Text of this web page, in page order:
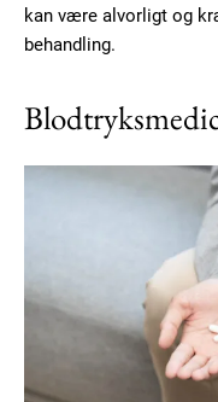
kan være alvorligt og
behandling.